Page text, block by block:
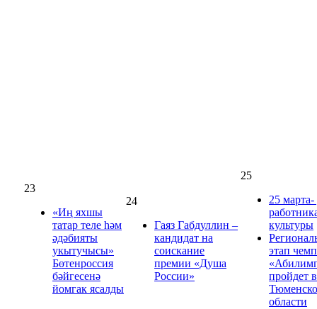
23
«Иң яхшы
татар теле һәм
әдәбияты
укытучысы»
Бөтенроссия
бәйгесенә
йомгак ясалды
24
Гаяз Габдуллин –
кандидат на
соискание
премии «Душа
России»
25
25
культуры
этап
пройдет в
области